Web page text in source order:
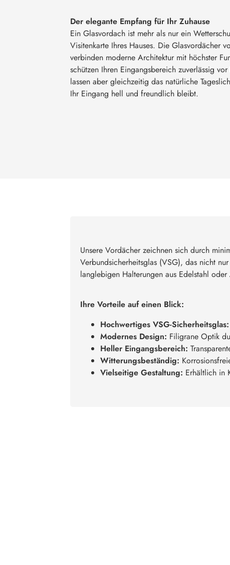
Der elegante Empfang für Ihr Zuhause
Ein Glasvordach ist mehr als nur ein
Visitenkarte Ihres Hauses. Die Glasvordächer
verbinden moderne Architektur mit höchster
schützen Ihren Eingangsbereich zuverlässig
lassen aber gleichzeitig das natürliche
Ihr Eingang hell und freundlich bleibt.
Unsere Vordächer zeichnen sich durch
Verbundsicherheitsglas (VSG), das nicht
langlebigen Halterungen aus Edelstahl
Ihre Vorteile auf einen Blick:
Hochwertiges VSG-Sicherheitsglas:
Modernes Design: Filigrane Optik
Heller Eingangsbereich:
Witterungsbeständig:
Vielseitige Gestaltung: Erhältlich in